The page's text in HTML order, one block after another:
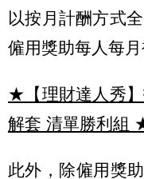
以按月計酬方式
僱用獎助每人每
★【理財達人秀】
解套 清單勝利組
此外，除僱用獎